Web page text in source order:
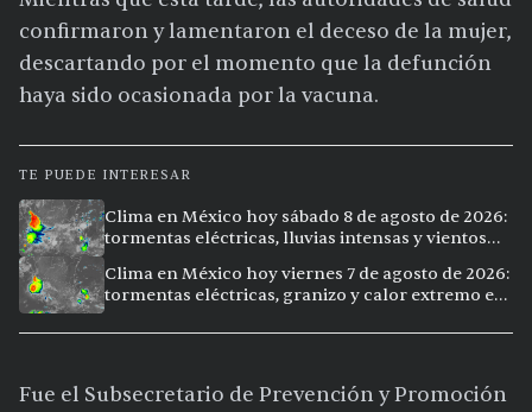
confirmaron y lamentaron el deceso de la mujer,
descartando por el momento que la defunción
haya sido ocasionada por la vacuna.
TE PUEDE INTERESAR
Clima en México hoy sábado 8 de agosto de 2026:
tormentas eléctricas, lluvias intensas y vientos
Clima en México hoy viernes 7 de agosto de 2026:
tormentas eléctricas, granizo y calor extremo en
Fue el Subsecretario de Prevención y Promoción